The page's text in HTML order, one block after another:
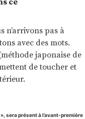
ce
n’arrivons pas à
avec des mots.
japonaise de
de toucher et
sera présent à l’avant-première